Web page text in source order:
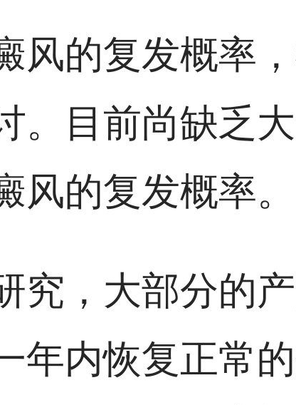
风的复发概率
。目前尚缺乏
的复发概率。
究，大部分的
年内恢复正常